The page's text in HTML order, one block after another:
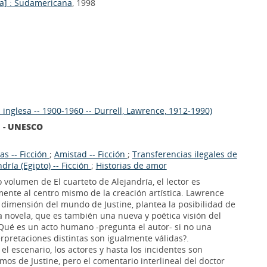
: Sudamericana, 1998
-- 1900-1960 -- Durrell, Lawrence, 1912-1990)
UNESCO
-- Ficción ; Amistad -- Ficción ; Transferencias ilegales de
(Egipto) -- Ficción ; Historias de amor
volumen de El cuarteto de Alejandría, el lector es
al centro mismo de la creación artística. Lawrence
del mundo de Justine, plantea la posibilidad de
novela, que es también una nueva y poética visión del
es un acto humano -pregunta el autor- si no una
distintas son igualmente válidas?.
escenario, los actores y hasta los incidentes son
de Justine, pero el comentario interlineal del doctor